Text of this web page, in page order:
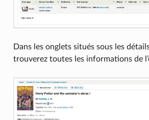
Dans les onglets situés sous les
trouverez toutes les informations de